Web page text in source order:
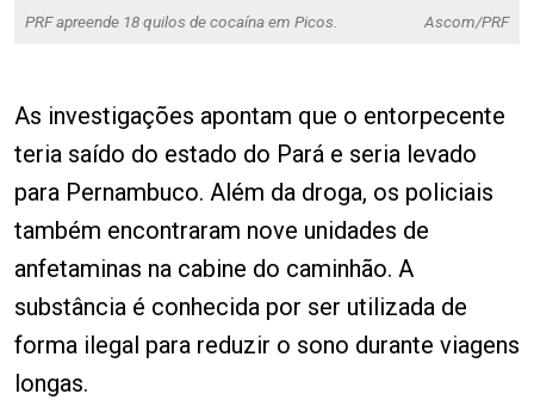
PRF apreende 18 quilos de cocaína em Picos. Ascom/PRF
As investigações apontam que o entorpecente
teria saído do estado do Pará e seria levado
para Pernambuco. Além da droga, os policiais
também encontraram nove unidades de
anfetaminas na cabine do caminhão. A
substância é conhecida por ser utilizada de
forma ilegal para reduzir o sono durante viagens
longas.